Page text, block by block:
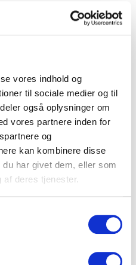
vores indhold og
til sociale medier og til
også oplysninger om
vores partnere inden for
og
kan kombinere disse
har givet dem, eller som
af deres tjenester.